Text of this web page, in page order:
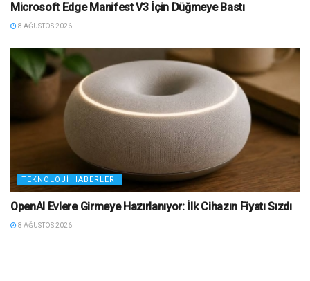
Microsoft Edge Manifest V3 İçin Düğmeye Bastı
8 AĞUSTOS 2026
TEKNOLOJI HABERLERI
OpenAI Evlere Girmeye Hazırlanıyor: İlk Cihazın Fiyatı Sızdı
8 AĞUSTOS 2026